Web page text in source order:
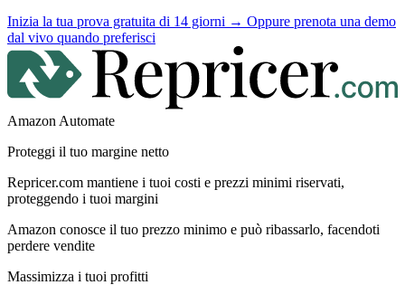
Inizia la tua prova gratuita di 14 giorni → Oppure prenota una demo
dal vivo quando preferisci
Amazon Automate
Proteggi il tuo margine netto
Repricer.com mantiene i tuoi costi e prezzi minimi riservati,
proteggendo i tuoi margini
Amazon conosce il tuo prezzo minimo e può ribassarlo, facendoti
perdere vendite
Massimizza i tuoi profitti